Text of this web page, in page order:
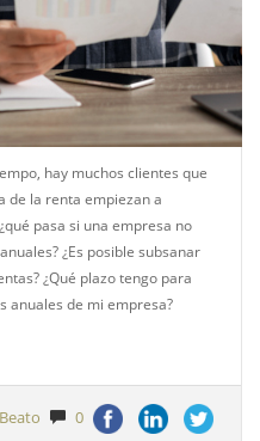
hay muchos clientes que
de la renta empiezan a
pasa si una empresa no
¿Es posible subsanar
¿Qué plazo tengo para
anuales de mi empresa?
0